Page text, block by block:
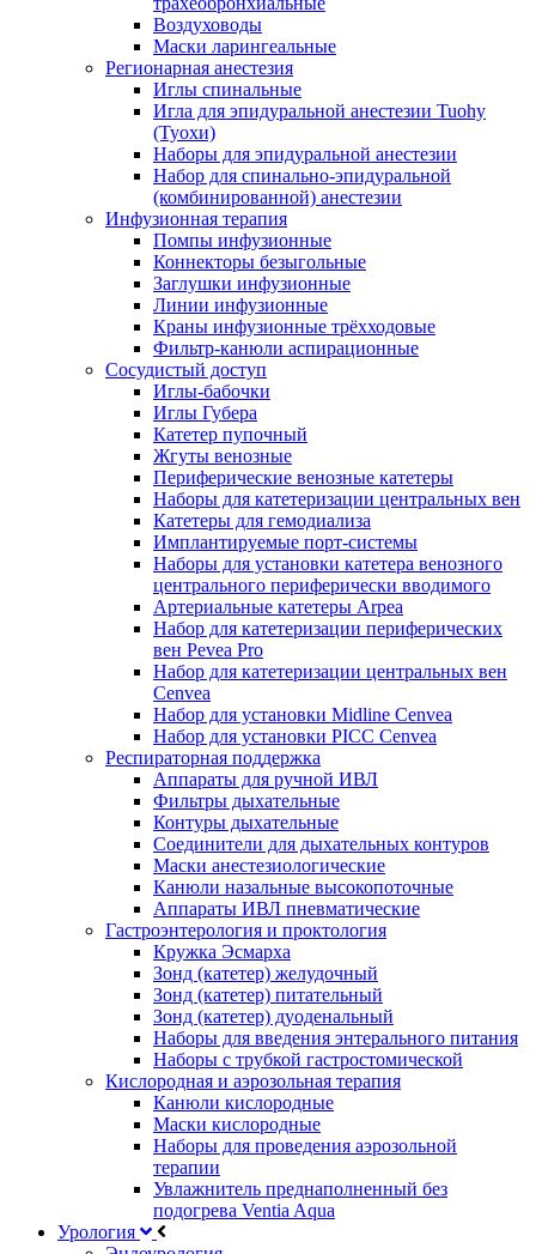
Воздуховоды
Маски ларингеальные
Регионарная анестезия
Иглы спинальные
Игла для эпидуральной анестезии Tuohy
(Туохи)
Наборы для эпидуральной анестезии
Набор для спинально-эпидуральной
(комбинированной) анестезии
Инфузионная терапия
Помпы инфузионные
Коннекторы безыгольные
Заглушки инфузионные
Линии инфузионные
Краны инфузионные трёхходовые
Фильтр-канюли аспирационные
Сосудистый доступ
Иглы-бабочки
Иглы Губера
Катетер пупочный
Жгуты венозные
Периферические венозные катетеры
Наборы для катетеризации центральных вен
Катетеры для гемодиализа
Имплантируемые порт‑системы
Наборы для установки катетера венозного
центрального периферически вводимого
Артериальные катетеры Arpea
Набор для катетеризации периферических
вен Pevea Pro
Набор для катетеризации центральных вен
Cenvea
Набор для установки Midline Cenvea
Набор для установки PICC Cenvea
Респираторная поддержка
Аппараты для ручной ИВЛ
Фильтры дыхательные
Контуры дыхательные
Соединители для дыхательных контуров
Маски анестезиологические
Канюли назальные высокопоточные
Аппараты ИВЛ пневматические
Гастроэнтерология и проктология
Кружка Эсмарха
Зонд (катетер) желудочный
Зонд (катетер) питательный
Зонд (катетер) дуоденальный
Наборы для введения энтерального питания
Наборы с трубкой гастростомической
Кислородная и аэрозольная терапия
Канюли кислородные
Маски кислородные
Наборы для проведения аэрозольной
терапии
Увлажнитель преднаполненный без
подогрева Ventia Aqua
Урология